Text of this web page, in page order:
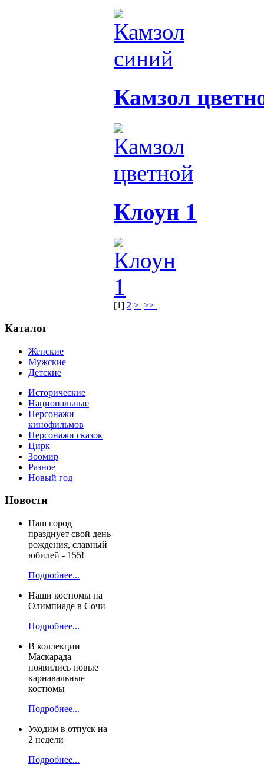
Камзол
Клоун 1
[1] 2 > >>
Каталог
Женские
Мужские
Детские
Исторические
Национальные
Персонажи
кинофильмов
Персонажи сказок
Цирк
Зоомир
Разное
Новый год
Новости
Наш город
празднует свой день
рождения, славный
юбилей - 155!
Подробнее...
Наши костюмы на
Олимпиаде в Сочи
Подробнее...
В коллекции
Маскарада
появились новые
карнавальные
костюмы
Подробнее...
Уходим в отпуск на
2 недели
Подробнее...